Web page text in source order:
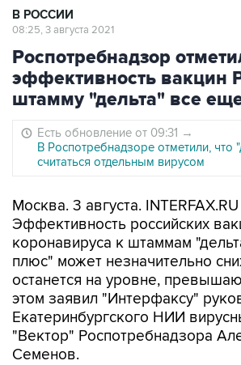
В РОССИИ
08:25, 3 августа 2021
Роспотребнадзор
эффективность вакцин
штамму "дельта" все
Есть обновление от 09:31 →
В Роспотребнадзоре отметили, что
считаться отдельным вирусом
Москва. 3 августа.
Эффективность российских
коронавируса к штаммам
плюс" может незначительно
останется на уровне,
этом заявил "Интерфаксу"
Екатеринбургского НИИ
"Вектор" Роспотребнадзора
Семенов.